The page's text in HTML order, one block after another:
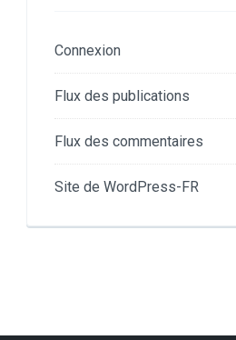
Connexion
Flux des publications
Flux des commentaires
Site de WordPress-FR